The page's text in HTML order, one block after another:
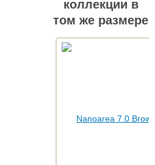
коллекции в
том же размере